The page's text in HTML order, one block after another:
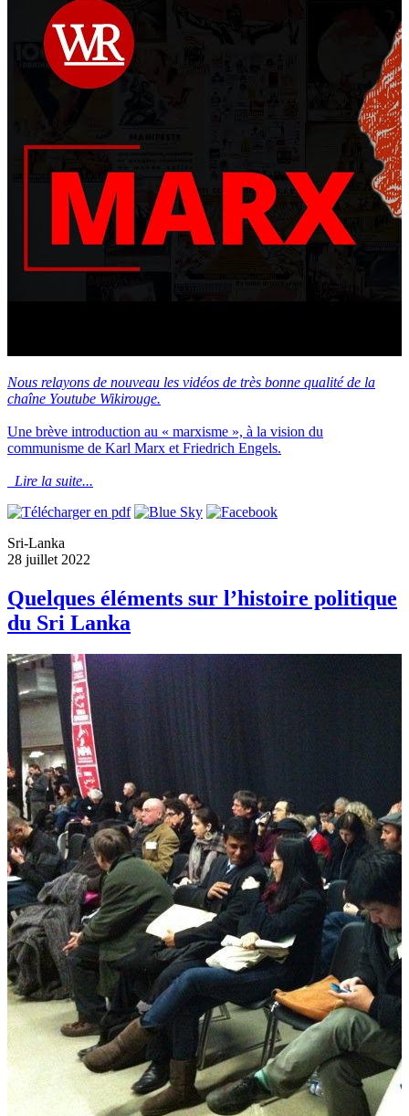
Nous relayons de nouveau les vidéos de très bonne qualité de la
chaîne Youtube Wikirouge.
Une brève introduction au « marxisme », à la vision du
communisme de Karl Marx et Friedrich Engels.
Lire la suite...
Sri-Lanka
28 juillet 2022
Quelques éléments sur l’histoire politique
du Sri Lanka